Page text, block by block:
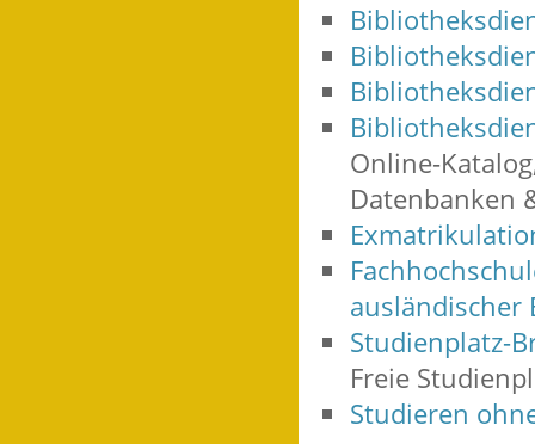
Online-
Datenbanken
ausländischer
Studienplatz-
Freie
Studieren